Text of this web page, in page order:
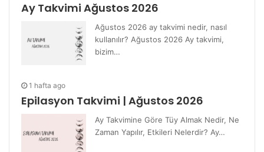
Ay Takvimi Ağustos 2026
Ağustos 2026 ay takvimi nedir, nasıl
kullanılır? Ağustos 2026 Ay takvimi,
bizim…
1 hafta ago
Epilasyon Takvimi | Ağustos 2026
Ay Takvimine Göre Tüy Almak Nedir, Ne
Zaman Yapılır, Etkileri Nelerdir? Ay…